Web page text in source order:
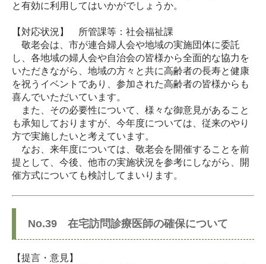
と有効に利用してはいかがでしょうか。
【対応状況】 所管課等：社会福祉課
敬老会は、市が連合婦人会や地域の実施団体に委託
し、各地域の婦人会や自治会の皆様から全面的な協力を
いただきながら、地域の方々と共に高齢者の長寿と健康
を祝うイベントであり、参加された高齢者の皆様からも
喜んでいただいています。
また、その必要性について、様々な御意見があること
も承知しておりますが、今年度については、従来のやり
方で実施したいと考えています。
なお、来年度については、敬老会を開催することを前
提として、今後、他市の実施状況を参考にしながら、開
催方式についても検討してまいります。
No.39 在宅訪問診療医師の確保について
【提言・意見】